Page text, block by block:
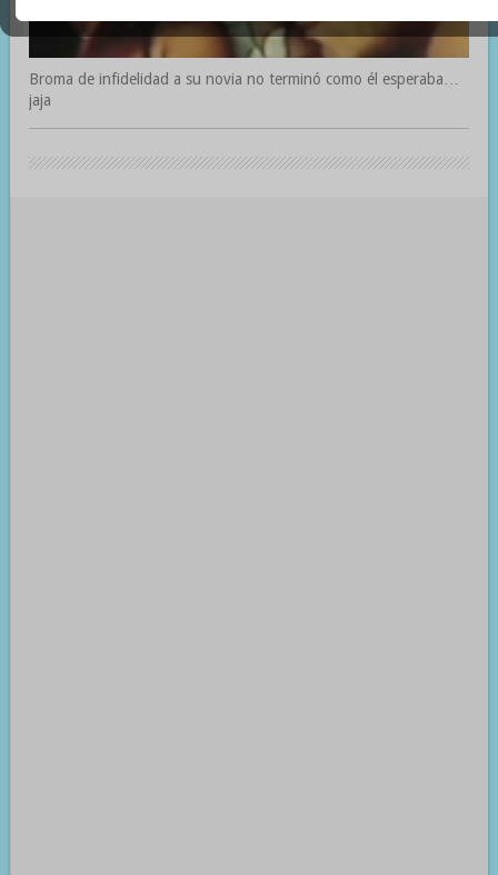
Broma de infidelidad a su novia no terminó como él esperaba…
jaja